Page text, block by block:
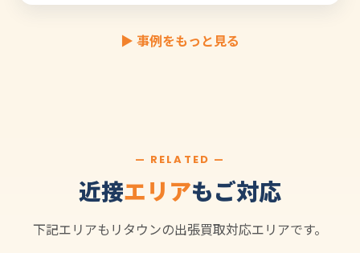
▶ 事例をもっと見る
— RELATED —
近接エリアもご対応
下記エリアもリタウンの出張買取対応エリアです。